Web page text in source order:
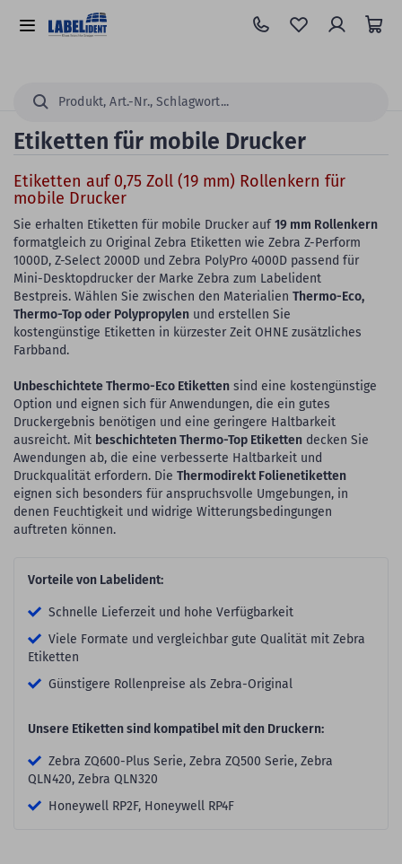
Hauptinhalt
springen
Alle
Suchen...
Etiketten für mobile Drucker
Etiketten auf 0,75 Zoll (19 mm) Rollenkern für
mobile Drucker
Sie erhalten Etiketten für mobile Drucker auf19 mm Rollenkern
formatgleich zu Original Zebra Etiketten wie Zebra Z-Perform
1000D, Z-Select 2000D und Zebra PolyPro 4000D passend für
Mini-Desktopdrucker der Marke Zebra zum Labelident
Bestpreis. Wählen Sie zwischen den Materialien Thermo-Eco,
Thermo-Top oder Polypropylen und erstellen Sie
kostengünstige Etiketten in kürzester Zeit OHNE zusätzliches
Farbband.
Unbeschichtete Thermo-Eco Etiketten sind eine kostengünstige
Option und eignen sich für Anwendungen, die ein gutes
Druckergebnis benötigen und eine geringere Haltbarkeit
ausreicht. Mit beschichteten Thermo-Top Etiketten decken Sie
Awendungen ab, die eine verbesserte Haltbarkeit und
Druckqualität erfordern. Die Thermodirekt Folienetiketten
eignen sich besonders für anspruchsvolle Umgebungen, in
denen Feuchtigkeit und widrige Witterungsbedingungen
auftreten können.
Vorteile von Labelident:
Schnelle Lieferzeit und hohe Verfügbarkeit
Viele Formate und vergleichbar gute Qualität mit Zebra
Etiketten
Günstigere Rollenpreise als Zebra-Original
Unsere Etiketten sind kompatibel mit den Druckern:
Zebra ZQ600-Plus Serie, Zebra ZQ500 Serie, Zebra
QLN420, Zebra QLN320
Honeywell RP2F, Honeywell RP4F